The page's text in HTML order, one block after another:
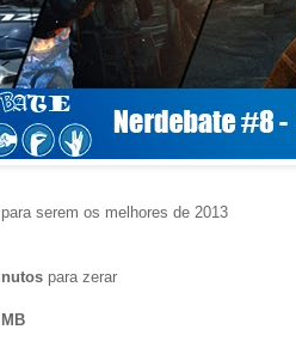
serem os melhores de 2013
para zerar